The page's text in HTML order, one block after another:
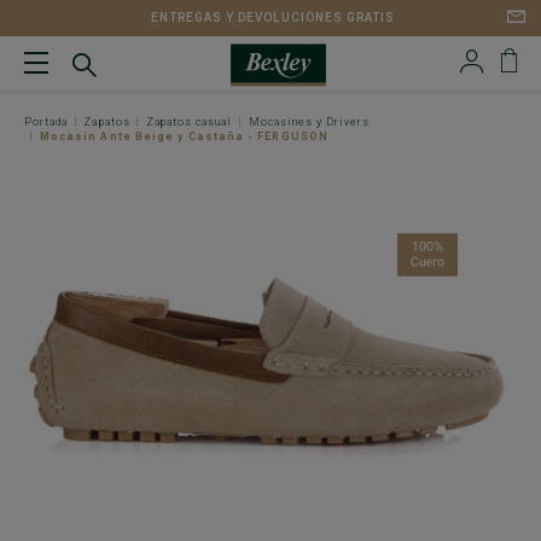
ENTREGAS Y DEVOLUCIONES GRATIS
Portada Zapatos Zapatos casual
Mocasines y Drivers
Mocasín Ante Beige y Castaña - FERGUSON